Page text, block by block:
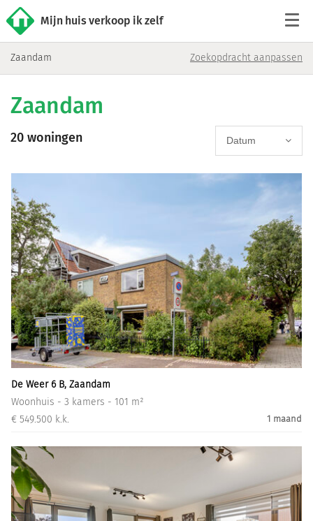
Mijn huis verkoop ik zelf
Verkoop starten
Informatiegesprek
Inloggen
Zaandam Zoekopdracht aanpassen
Zaandam
20 woningen Datum
De Weer 6 B, Zaandam
Woonhuis - 3 kamers - 101 m²
€ 549.500 k.k.
1 maand